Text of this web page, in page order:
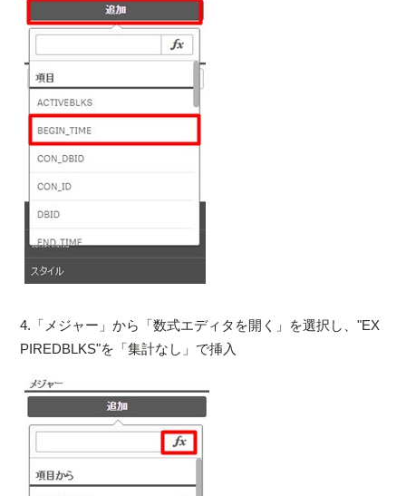
4.「メジャー」から「数式エディタを開く」を選択し、"EX
PIREDBLKS"を「集計なし」で挿入